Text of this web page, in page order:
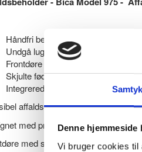
Denne
Vi bruger cookies til
Håndfri betjening med pedal
Undgå lugtgener ved madaffald
Frontdøre med soft close
Skjulte fødder og hængsler
Integrerede poseholdere
affaldssortering fra Bica - nem
med praktiske låg, som åbnes
med soft close muliggør